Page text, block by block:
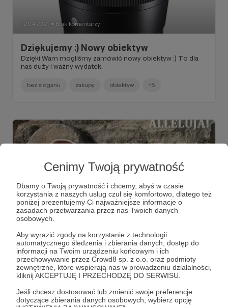
Cenimy Twoją prywatność
Dbamy o Twoją prywatność i chcemy, abyś w czasie
korzystania z naszych usług czuł się komfortowo, dlatego też
poniżej prezentujemy Ci najważniejsze informacje o
zasadach przetwarzania przez nas Twoich danych
osobowych.
Aby wyrazić zgody na korzystanie z technologii
automatycznego śledzenia i zbierania danych, dostęp do
informacji na Twoim urządzeniu końcowym i ich
przechowywanie przez Crowd8 sp. z o.o. oraz podmioty
zewnętrzne, które wspierają nas w prowadzeniu działalności,
kliknij AKCEPTUJĘ I PRZECHODZĘ DO SERWISU.
Jeśli chcesz dostosować lub zmienić swoje preferencje
dotyczące zbierania danych osobowych, wybierz opcję
12.04.2021 ● Brak komentarzy
Dziękujemy :) Nowy obiektyw
Dzięki Wam mogliśmy zamówić nowy obiektyw :) To dla
nas duży i ważny wydatek.
bez sloganu zakupy obiektyw +5
Sens naszego życia
Gdyby Chrystus nie zmartwychwstał, daremna byłaby
nasza wiara...
bez sloganu alleluja wielkanoc